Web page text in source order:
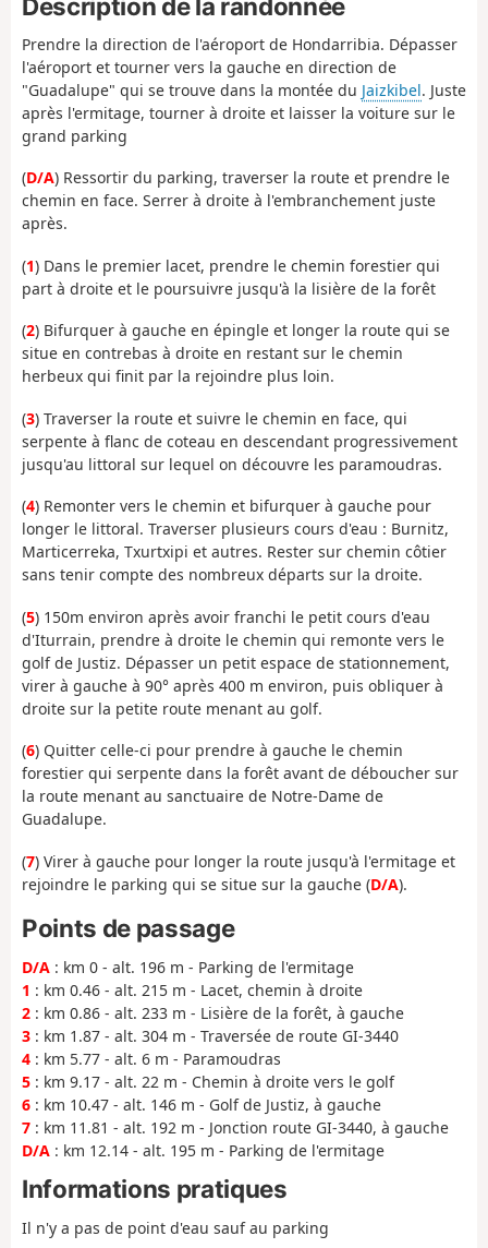
Prendre la direction de l'aéroport de Hondarribia. Dépasser
l'aéroport et tourner vers la gauche en direction de
"Guadalupe" qui se trouve dans la montée du Jaizkibel. Juste
après l'ermitage, tourner à droite et laisser la voiture sur le
grand parking
(D/A) Ressortir du parking, traverser la route et prendre le
chemin en face. Serrer à droite à l'embranchement juste
après.
(1) Dans le premier lacet, prendre le chemin forestier qui
part à droite et le poursuivre jusqu'à la lisière de la forêt
(2) Bifurquer à gauche en épingle et longer la route qui se
situe en contrebas à droite en restant sur le chemin
herbeux qui finit par la rejoindre plus loin.
(3) Traverser la route et suivre le chemin en face, qui
serpente à flanc de coteau en descendant progressivement
jusqu'au littoral sur lequel on découvre les paramoudras.
(4) Remonter vers le chemin et bifurquer à gauche pour
longer le littoral. Traverser plusieurs cours d'eau : Burnitz,
Marticerreka, Txurtxipi et autres. Rester sur chemin côtier
sans tenir compte des nombreux départs sur la droite.
(5) 150m environ après avoir franchi le petit cours d'eau
d'Iturrain, prendre à droite le chemin qui remonte vers le
golf de Justiz. Dépasser un petit espace de stationnement,
virer à gauche à 90° après 400 m environ, puis obliquer à
droite sur la petite route menant au golf.
(6) Quitter celle-ci pour prendre à gauche le chemin
forestier qui serpente dans la forêt avant de déboucher sur
la route menant au sanctuaire de Notre-Dame de
Guadalupe.
(7) Virer à gauche pour longer la route jusqu'à l'ermitage et
rejoindre le parking qui se situe sur la gauche (D/A).
Points de passage
D/A : km 0 - alt. 196 m - Parking de l'ermitage
1 : km 0.46 - alt. 215 m - Lacet, chemin à droite
2 : km 0.86 - alt. 233 m - Lisière de la forêt, à gauche
3 : km 1.87 - alt. 304 m - Traversée de route GI-3440
4 : km 5.77 - alt. 6 m - Paramoudras
5 : km 9.17 - alt. 22 m - Chemin à droite vers le golf
6 : km 10.47 - alt. 146 m - Golf de Justiz, à gauche
7 : km 11.81 - alt. 192 m - Jonction route GI-3440, à gauche
D/A : km 12.14 - alt. 195 m - Parking de l'ermitage
Informations pratiques
Il n'y a pas de point d'eau sauf au parking